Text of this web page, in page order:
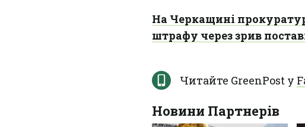
На Черкащині
штрафу через зрив
Читайте GreenPost у